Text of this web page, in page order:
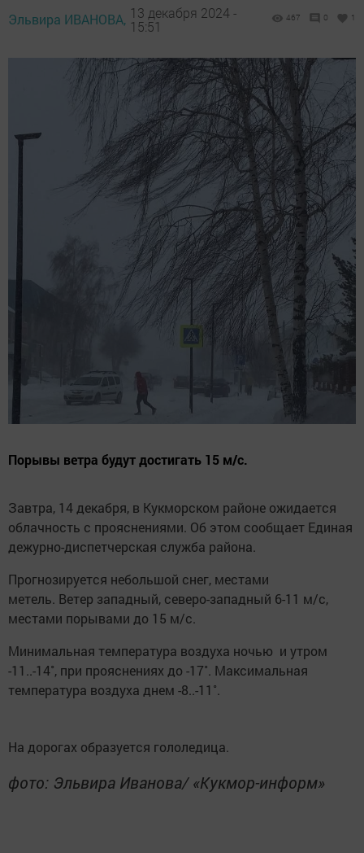
Эльвира ИВАНОВА, 13 декабря 2024 -
15:51
467 0 1
Порывы ветра будут достигать 15 м/с.
Завтра, 14 декабря, в Кукморском районе ожидается
облачность с прояснениями. Об этом сообщает Единая
дежурно-диспетчерская служба района.
Прогнозируется небольшой снег, местами
метель. Ветер западный, северо-западный 6-11 м/с,
местами порывами до 15 м/с.
Минимальная температура воздуха ночью и утром
-11..-14˚, при прояснениях до -17˚. Максимальная
температура воздуха днем -8..-11˚.
На дорогах образуется гололедица.
фото: Эльвира Иванова/ «Кукмор-информ»